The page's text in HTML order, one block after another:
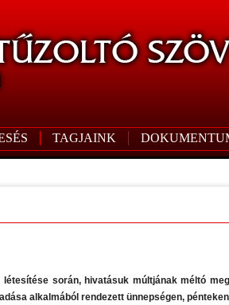
TAGJAINK
során, hivatásuk múltjának méltó
alkalmából rendezett ünnepségen,